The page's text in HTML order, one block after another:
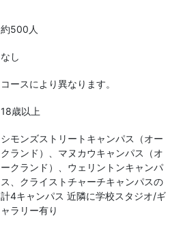
約500人
なし
コースにより異なります。
18歳以上
シモンズストリートキャンパス（オー
クランド）、マヌカウキャンパス（オ
ークランド）、ウェリントンキャンパ
ス、クライストチャーチキャンパスの
計4キャンパス 近隣に学校スタジオ/ギ
ャラリー有り